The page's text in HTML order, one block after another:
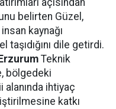
açısından
belirten Güzel,
kaynağı
dile getirdi.
Erzurum Teknik
bölgedeki
ihtiyaç
katkı